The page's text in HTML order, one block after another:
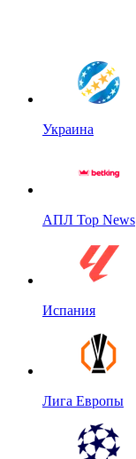
Украина
АПЛ Top News
Испания
Лига Европы